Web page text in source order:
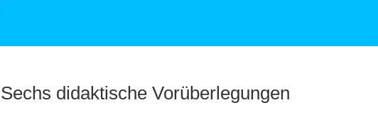
Sechs didaktische Vorüberlegungen